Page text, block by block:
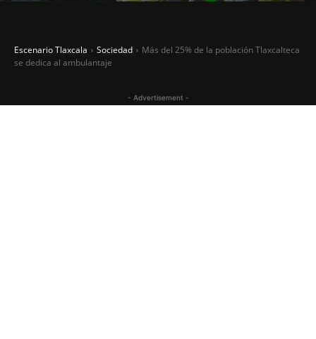
Escenario Tlaxcala Sociedad
Más del 25% de la población Tlaxcalteca
se dedica al ambulantaje
- Advertisement -